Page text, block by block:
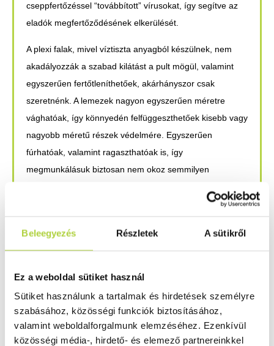
Beleegyezés Részletek A sütikről
Ez a weboldal sütiket használ
Sütiket használunk a tartalmak és hirdetések személyre
szabásához, közösségi funkciók biztosításához,
valamint weboldalforgalmunk elemzéséhez. Ezenkívül
közösségi média-, hirdető- és elemező partnereinkkel
cseppfertőzéssel “továbbított” vírusokat, így segítve az
eladók megfertőződésének elkerülését.
A plexi falak, mivel víztiszta anyagból készülnek, nem
akadályozzák a szabad kilátást a pult mögül, valamint
egyszerűen fertőtleníthetőek, akárhányszor csak
szeretnénk. A lemezek nagyon egyszerűen méretre
vághatóak, így könnyedén felfüggeszthetőek kisebb vagy
nagyobb méretű részek védelmére. Egyszerűen
fúrhatóak, valamint ragaszthatóak is, így
megmunkálásuk biztosan nem okoz semmilyen
műanyag az üvegnek egy olcsóbb, emellett valamivel
a dolgozók egészségének biztosítását szolgálják.
Szeretnél többet megtudni a témában?Akkor vedd fel
velünk akapcsolatot!